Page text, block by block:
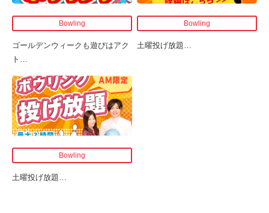
Bowling
ゴールデンウィークも遊びはアク
ト
Bowling
土曜投げ放題
Bowling
土曜投げ放題…